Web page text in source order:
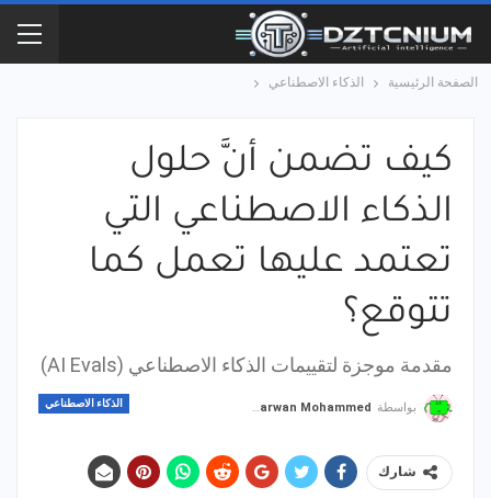
الصفحة الرئيسية الذكاء الاصطناعي
كيف تضمن أنَّ حلول
الذكاء الاصطناعي التي
تعتمد عليها تعمل كما
تتوقع؟
مقدمة موجزة لتقييمات الذكاء الاصطناعي (AI Evals)
الذكاء الاصطناعي بواسطة Marwan Mohammed
شارك